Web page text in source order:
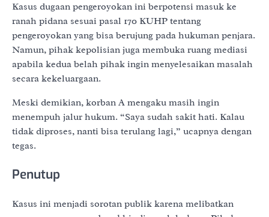
Kasus dugaan pengeroyokan ini berpotensi masuk ke
ranah pidana sesuai pasal 170 KUHP tentang
pengeroyokan yang bisa berujung pada hukuman penjara.
Namun, pihak kepolisian juga membuka ruang mediasi
apabila kedua belah pihak ingin menyelesaikan masalah
secara kekeluargaan.
Meski demikian, korban A mengaku masih ingin
menempuh jalur hukum. “Saya sudah sakit hati. Kalau
tidak diproses, nanti bisa terulang lagi,” ucapnya dengan
tegas.
Penutup
Kasus ini menjadi sorotan publik karena melibatkan